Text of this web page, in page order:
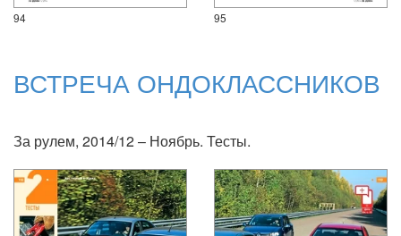
94 95
ВСТРЕЧА ОНДОКЛАССНИКОВ
За рулем, 2014/12 – Ноябрь. Тесты.